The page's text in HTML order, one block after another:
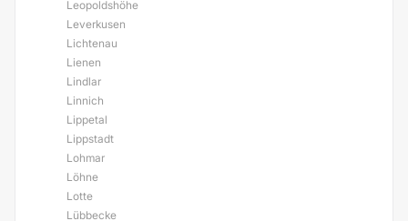
Leopoldshöhe
Leverkusen
Lichtenau
Lienen
Lindlar
Linnich
Lippetal
Lippstadt
Lohmar
Löhne
Lotte
Lübbecke